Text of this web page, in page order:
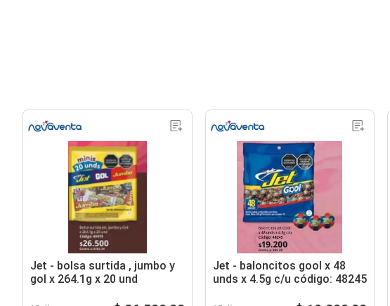
Jet - bolsa surtida , jumbo y
gol x 264.1g x 20 und
Jet - baloncitos gool x 48
unds x 4.5g c/u código: 48245